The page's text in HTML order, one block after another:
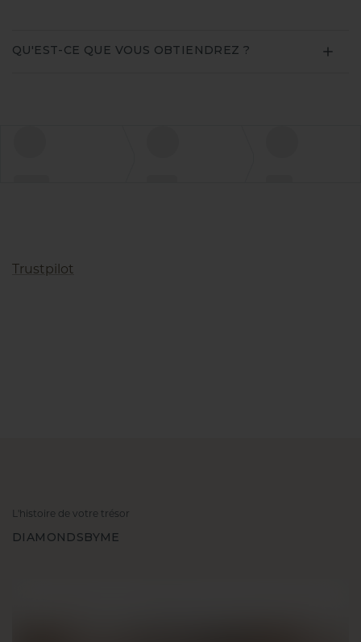
QU'EST-CE QUE VOUS OBTIENDREZ ?
Trustpilot
L'histoire de votre trésor
DIAMONDSBYME